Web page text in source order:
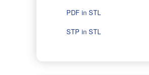
PDF in STL
STP in STL